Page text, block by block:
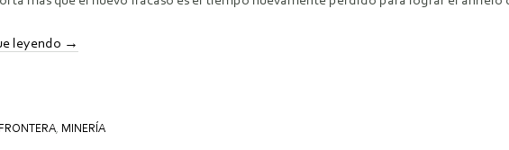
leyendo →
FRONTERA, MINERÍA